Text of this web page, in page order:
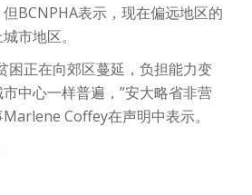
BCNPHA表示，现在偏远地区的
市地区。
困正在向郊区蔓延，负担能力变
中心一样普遍，”安大略省非营
Coffey在声明中表示。